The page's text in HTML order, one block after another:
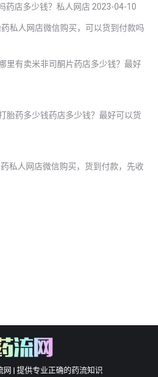
药店多少钱？私人网店 2023-04-10
私人网店微信购买，可以货到付款吗
里有卖米非司酮片药店多少钱？最好
胎药多少钱药店多少钱？最好可以货
私人网店微信购买，货到付款，先收
| 提供专业正确的药流知识